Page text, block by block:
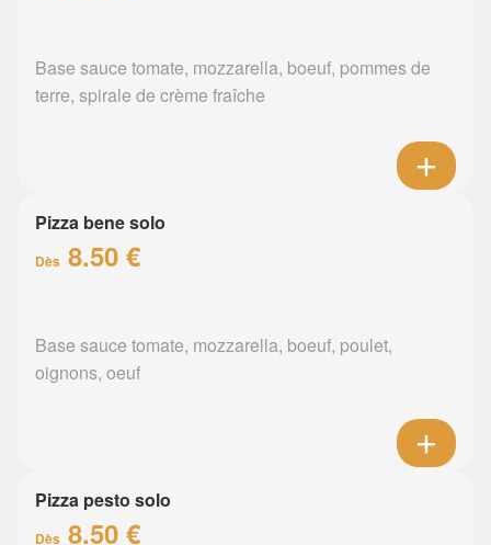
Base sauce tomate, mozzarella, boeuf, pommes de
terre, spirale de crème fraîche
Pizza bene solo
Dès 8.50 €
Base sauce tomate, mozzarella, boeuf, poulet,
oignons, oeuf
Pizza pesto solo
Dès 8.50 €